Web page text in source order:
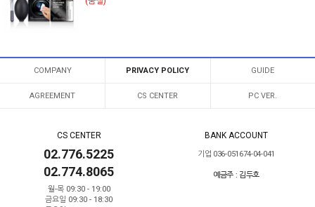
COMPANY PRIVACY POLICY GUIDE
AGREEMENT CS CENTER PC VER.
CS CENTER
02.776.5225
02.774.8065
월-목 09:30 - 19:00
금요일 09:30 - 18:30
BANK ACCOUNT
기업 036-051674-04-041
예금주 : 김두호